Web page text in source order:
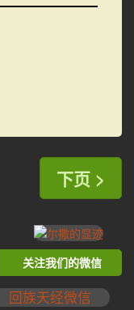
下页 >
关注我们的微信